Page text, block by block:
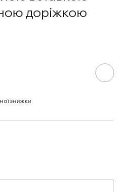
доріжкою
знижки